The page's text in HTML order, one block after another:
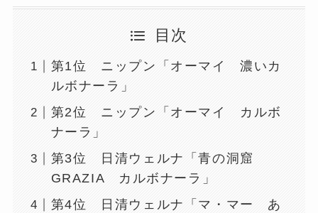
目次
第1位 ニップン「オーマイ 濃いカ
ルボナーラ」
第2位 ニップン「オーマイ カルボ
ナーラ」
第3位 日清ウェルナ「青の洞窟
GRAZIA カルボナーラ」
第4位 日清ウェルナ「マ・マー あ